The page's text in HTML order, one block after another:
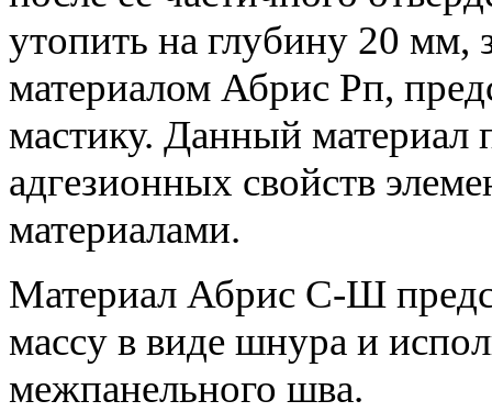
утопить на глубину 20 мм,
материалом Абрис Рп,
мастику. Данный материал
адгезионных свойств
материалами.
Материал Абрис С-Ш
массу в виде шнура и
межпанельного шва.